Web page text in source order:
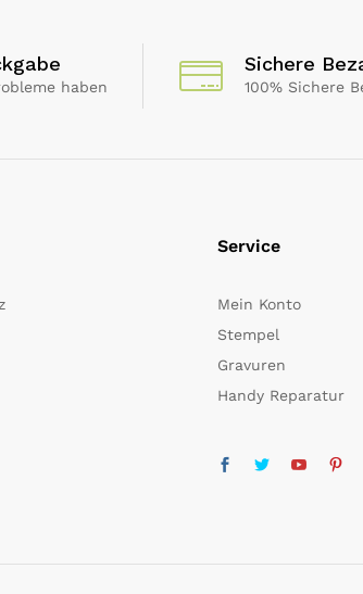
haben
Sichere
100% Sichere
Service
Mein Konto
Stempel
Gravuren
Handy Reparatur